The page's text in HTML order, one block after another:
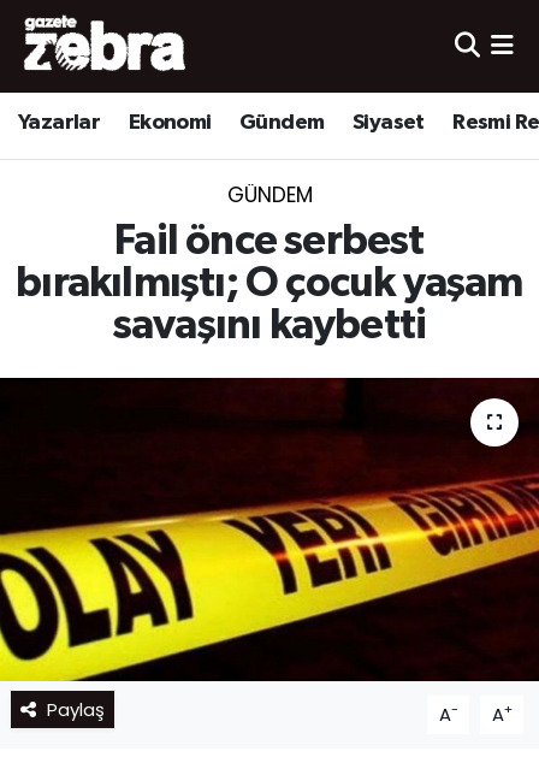
Yazarlar Ekonomi Gündem Siyaset Resmi
GÜNDEM
Fail önce serbest
bırakılmıştı; O çocuk yaşam
savaşını kaybetti
Paylaş A- A+
Yazarlar
Ekonomi
Yerel
Spor
Nöbetçi Eczaneler
Hava Durumu
Süper Lig Puan Durumu ve Fikstür
Tüm Manşetler